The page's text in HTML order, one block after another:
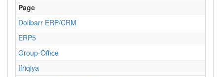
Page
Dolibarr ERP/CRM
ERP5
Group-Office
Ifriqiya